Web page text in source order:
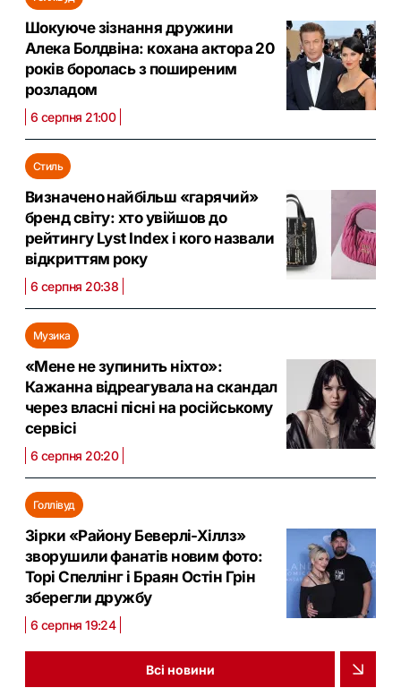
Шокуюче зізнання дружини
Алека Болдвіна: кохана актора 20
років боролась з поширеним
розладом
6 серпня 21:00
Стиль
Визначено найбільш «гарячий»
бренд світу: хто увійшов до
рейтингу Lyst Index і кого назвали
відкриттям року
6 серпня 20:38
Музика
«Мене не зупинить ніхто»:
Кажанна відреагувала на скандал
через власні пісні на російському
сервісі
6 серпня 20:20
Голлівуд
Зірки «Району Беверлі-Хіллз»
зворушили фанатів новим фото:
Торі Спеллінг і Браян Остін Грін
зберегли дружбу
6 серпня 19:24
Всі новини